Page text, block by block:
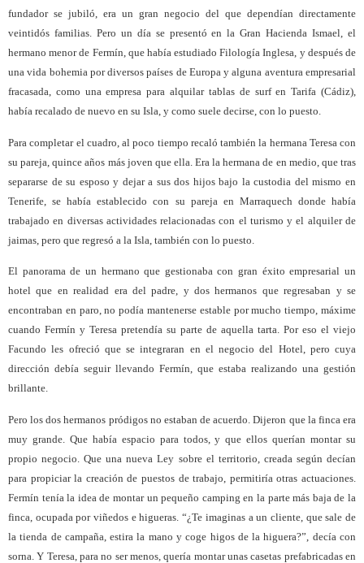
fundador se jubiló, era un gran negocio del que dependían directamente
veintidós familias. Pero un día se presentó en la Gran Hacienda Ismael, el
hermano menor de Fermín, que había estudiado Filología Inglesa, y después de
una vida bohemia por diversos países de Europa y alguna aventura empresarial
fracasada, como una empresa para alquilar tablas de surf en Tarifa (Cádiz),
había recalado de nuevo en su Isla, y como suele decirse, con lo puesto.
Para completar el cuadro, al poco tiempo recaló también la hermana Teresa con
su pareja, quince años más joven que ella. Era la hermana de en medio, que tras
separarse de su esposo y dejar a sus dos hijos bajo la custodia del mismo en
Tenerife, se había establecido con su pareja en Marraquech donde había
trabajado en diversas actividades relacionadas con el turismo y el alquiler de
jaimas, pero que regresó a la Isla, también con lo puesto.
El panorama de un hermano que gestionaba con gran éxito empresarial un
hotel que en realidad era del padre, y dos hermanos que regresaban y se
encontraban en paro, no podía mantenerse estable por mucho tiempo, máxime
cuando Fermín y Teresa pretendía su parte de aquella tarta. Por eso el viejo
Facundo les ofreció que se integraran en el negocio del Hotel, pero cuya
dirección debía seguir llevando Fermín, que estaba realizando una gestión
brillante.
Pero los dos hermanos pródigos no estaban de acuerdo. Dijeron que la finca era
muy grande. Que había espacio para todos, y que ellos querían montar su
propio negocio. Que una nueva Ley sobre el territorio, creada según decían
para propiciar la creación de puestos de trabajo, permitiría otras actuaciones.
Fermín tenía la idea de montar un pequeño camping en la parte más baja de la
finca, ocupada por viñedos e higueras. “¿Te imaginas a un cliente, que sale de
la tienda de campaña, estira la mano y coge higos de la higuera?”, decía con
sorna. Y Teresa, para no ser menos, quería montar unas casetas prefabricadas en